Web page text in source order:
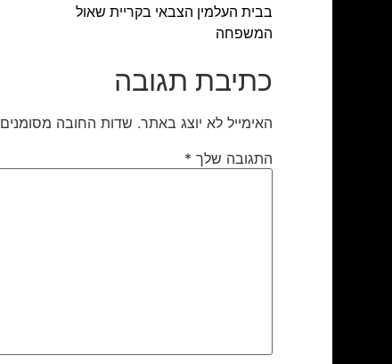
בבית העלמין הצבאי בקריית שאול
המשפחה
כתיבת תגובה
האימייל לא יוצג באתר. שדות החובה מסומנים
התגובה שלך *